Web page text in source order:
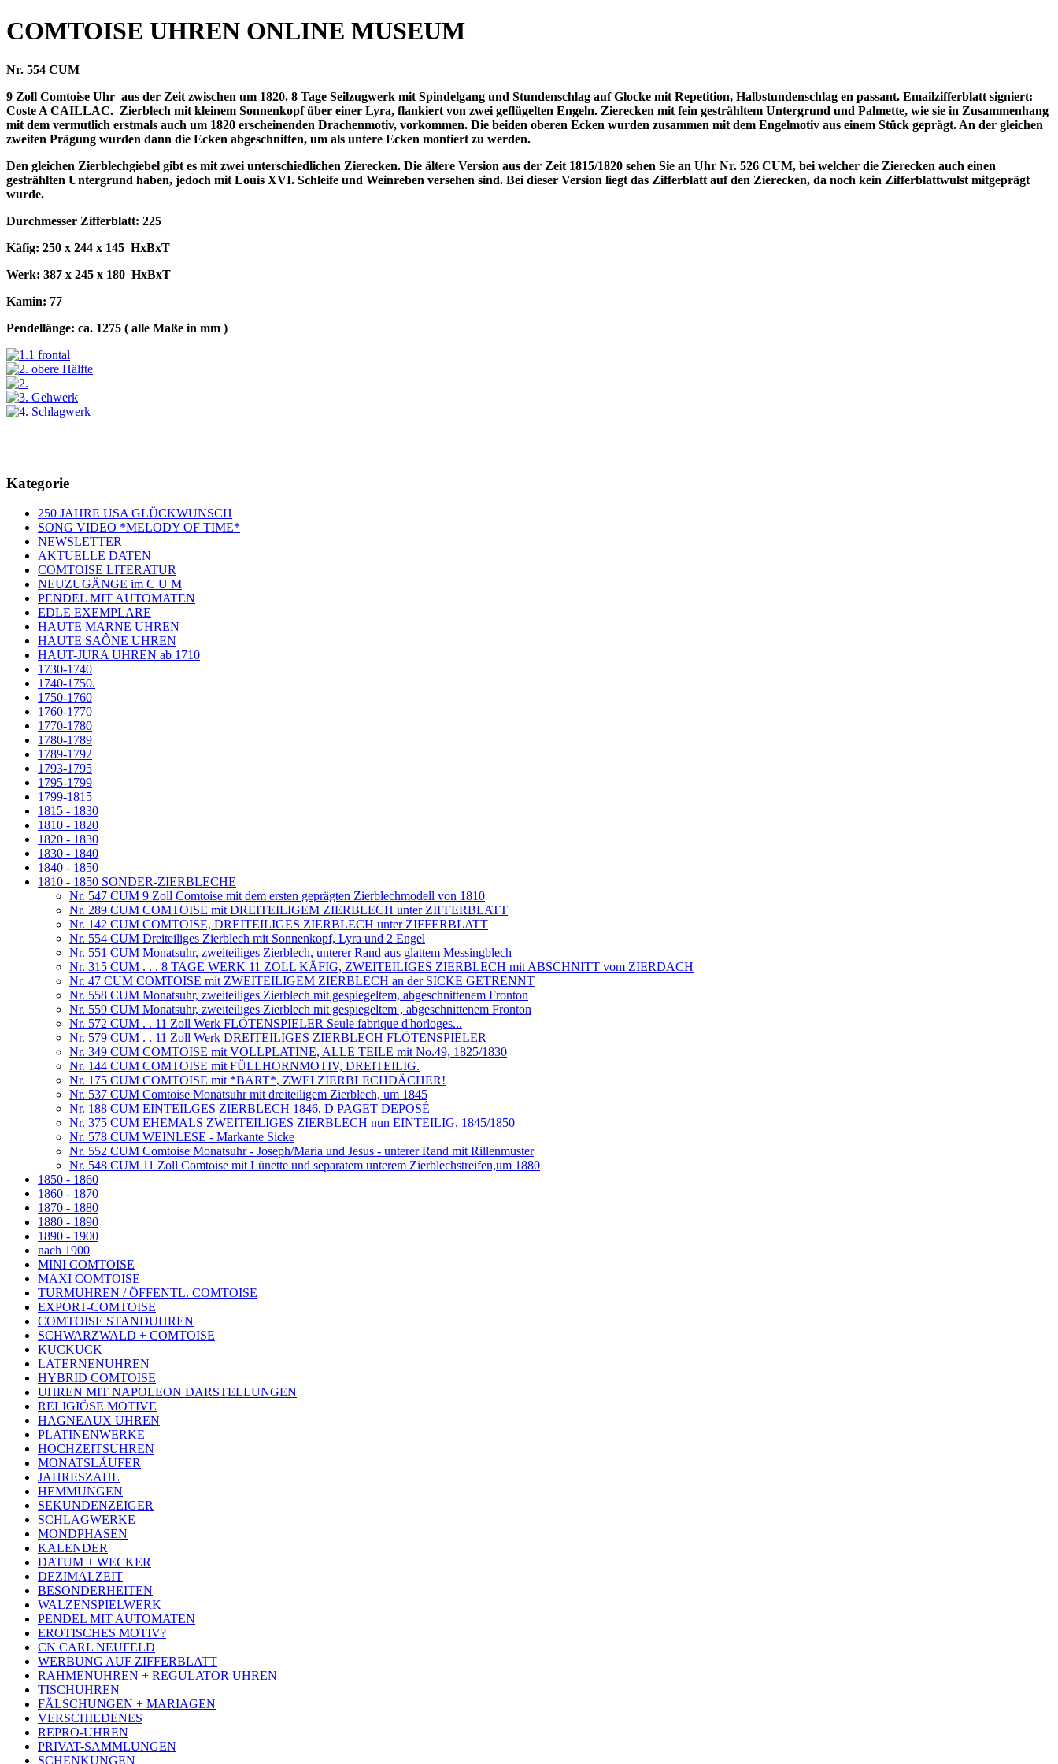
COMTOISE UHREN ONLINE MUSEUM
Nr. 554 CUM
9 Zoll Comtoise Uhr aus der Zeit zwischen um 1820. 8 Tage Seilzugwerk mit Spindelgang und Stundenschlag auf Glocke mit Repetition, Halbstundenschlag en passant. Emailzifferblatt signiert:
Coste A CAILLAC. Zierblech mit kleinem Sonnenkopf über einer Lyra, flankiert von zwei geflügelten Engeln. Zierecken mit fein gesträhltem Untergrund und Palmette, wie sie in Zusammenhang
mit dem vermutlich erstmals auch um 1820 erscheinenden Drachenmotiv, vorkommen. Die beiden oberen Ecken wurden zusammen mit dem Engelmotiv aus einem Stück geprägt. An der gleichen
zweiten Prägung wurden dann die Ecken abgeschnitten, um als untere Ecken montiert zu werden.
Den gleichen Zierblechgiebel gibt es mit zwei unterschiedlichen Zierecken. Die ältere Version aus der Zeit 1815/1820 sehen Sie an Uhr Nr. 526 CUM, bei welcher die Zierecken auch einen
gestrählten Untergrund haben, jedoch mit Louis XVI. Schleife und Weinreben versehen sind. Bei dieser Version liegt das Zifferblatt auf den Zierecken, da noch kein Zifferblattwulst mitgeprägt
wurde.
Durchmesser Zifferblatt: 225
Käfig: 250 x 244 x 145 HxBxT
Werk: 387 x 245 x 180 HxBxT
Kamin: 77
Pendellänge: ca. 1275 ( alle Maße in mm )
Kategorie
250 JAHRE USA GLÜCKWUNSCH
SONG VIDEO *MELODY OF TIME*
NEWSLETTER
AKTUELLE DATEN
COMTOISE LITERATUR
NEUZUGÄNGE im C U M
PENDEL MIT AUTOMATEN
EDLE EXEMPLARE
HAUTE MARNE UHREN
HAUTE SAÔNE UHREN
HAUT-JURA UHREN ab 1710
1730-1740
1740-1750.
1750-1760
1760-1770
1770-1780
1780-1789
1789-1792
1793-1795
1795-1799
1799-1815
1815 - 1830
1810 - 1820
1820 - 1830
1830 - 1840
1840 - 1850
1810 - 1850 SONDER-ZIERBLECHE
Nr. 547 CUM 9 Zoll Comtoise mit dem ersten geprägten Zierblechmodell von 1810
Nr. 289 CUM COMTOISE mit DREITEILIGEM ZIERBLECH unter ZIFFERBLATT
Nr. 142 CUM COMTOISE, DREITEILIGES ZIERBLECH unter ZIFFERBLATT
Nr. 554 CUM Dreiteiliges Zierblech mit Sonnenkopf, Lyra und 2 Engel
Nr. 551 CUM Monatsuhr, zweiteiliges Zierblech, unterer Rand aus glattem Messingblech
Nr. 315 CUM . . . 8 TAGE WERK 11 ZOLL KÄFIG, ZWEITEILIGES ZIERBLECH mit ABSCHNITT vom ZIERDACH
Nr. 47 CUM COMTOISE mit ZWEITEILIGEM ZIERBLECH an der SICKE GETRENNT
Nr. 558 CUM Monatsuhr, zweiteiliges Zierblech mit gespiegeltem, abgeschnittenem Fronton
Nr. 559 CUM Monatsuhr, zweiteiliges Zierblech mit gespiegeltem , abgeschnittenem Fronton
Nr. 572 CUM . . 11 Zoll Werk FLÖTENSPIELER Seule fabrique d'horloges...
Nr. 579 CUM . . 11 Zoll Werk DREITEILIGES ZIERBLECH FLÖTENSPIELER
Nr. 349 CUM COMTOISE mit VOLLPLATINE, ALLE TEILE mit No.49, 1825/1830
Nr. 144 CUM COMTOISE mit FÜLLHORNMOTIV, DREITEILIG.
Nr. 175 CUM COMTOISE mit *BART*, ZWEI ZIERBLECHDÄCHER!
Nr. 537 CUM Comtoise Monatsuhr mit dreiteiligem Zierblech, um 1845
Nr. 188 CUM EINTEILGES ZIERBLECH 1846, D PAGET DEPOSÉ
Nr. 375 CUM EHEMALS ZWEITEILIGES ZIERBLECH nun EINTEILIG, 1845/1850
Nr. 578 CUM WEINLESE - Markante Sicke
Nr. 552 CUM Comtoise Monatsuhr - Joseph/Maria und Jesus - unterer Rand mit Rillenmuster
Nr. 548 CUM 11 Zoll Comtoise mit Lünette und separatem unterem Zierblechstreifen,um 1880
1850 - 1860
1860 - 1870
1870 - 1880
1880 - 1890
1890 - 1900
nach 1900
MINI COMTOISE
MAXI COMTOISE
TURMUHREN / ÖFFENTL. COMTOISE
EXPORT-COMTOISE
COMTOISE STANDUHREN
SCHWARZWALD + COMTOISE
KUCKUCK
LATERNENUHREN
HYBRID COMTOISE
UHREN MIT NAPOLEON DARSTELLUNGEN
RELIGIÖSE MOTIVE
HAGNEAUX UHREN
PLATINENWERKE
HOCHZEITSUHREN
MONATSLÄUFER
JAHRESZAHL
HEMMUNGEN
SEKUNDENZEIGER
SCHLAGWERKE
MONDPHASEN
KALENDER
DATUM + WECKER
DEZIMALZEIT
BESONDERHEITEN
WALZENSPIELWERK
PENDEL MIT AUTOMATEN
EROTISCHES MOTIV?
CN CARL NEUFELD
WERBUNG AUF ZIFFERBLATT
RAHMENUHREN + REGULATOR UHREN
TISCHUHREN
FÄLSCHUNGEN + MARIAGEN
VERSCHIEDENES
REPRO-UHREN
PRIVAT-SAMMLUNGEN
SCHENKUNGEN